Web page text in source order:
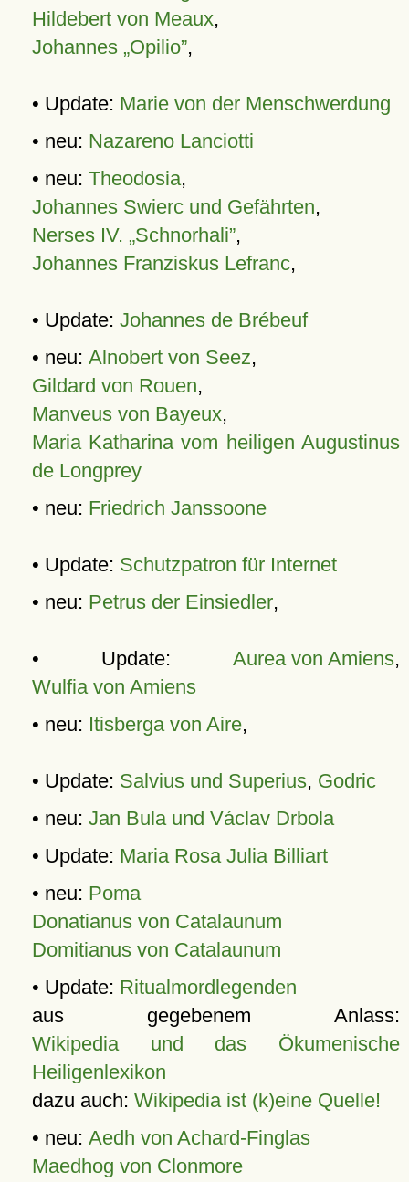
Hildebert von Meaux,
Johannes „Opilio”,
• Update: Marie von der Menschwerdung
• neu: Nazareno Lanciotti
• neu: Theodosia,
Johannes Swierc und Gefährten,
Nerses IV. „Schnorhali”,
Johannes Franziskus Lefranc,
• Update: Johannes de Brébeuf
• neu: Alnobert von Seez,
Gildard von Rouen,
Manveus von Bayeux,
Maria Katharina vom heiligen Augustinus
de Longprey
• neu: Friedrich Janssoone
• Update: Schutzpatron für Internet
• neu: Petrus der Einsiedler,
• Update: Aurea von Amiens,
Wulfia von Amiens
• neu: Itisberga von Aire,
• Update: Salvius und Superius, Godric
• neu: Jan Bula und Václav Drbola
• Update: Maria Rosa Julia Billiart
• neu: Poma
Donatianus von Catalaunum
Domitianus von Catalaunum
• Update: Ritualmordlegenden
aus gegebenem Anlass:
Wikipedia und das Ökumenische
Heiligenlexikon
dazu auch: Wikipedia ist (k)eine Quelle!
• neu: Aedh von Achard-Finglas
Maedhog von Clonmore